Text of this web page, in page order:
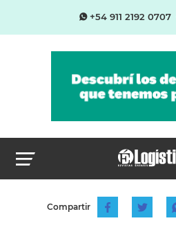
+54 911 2192 0707
Compartir